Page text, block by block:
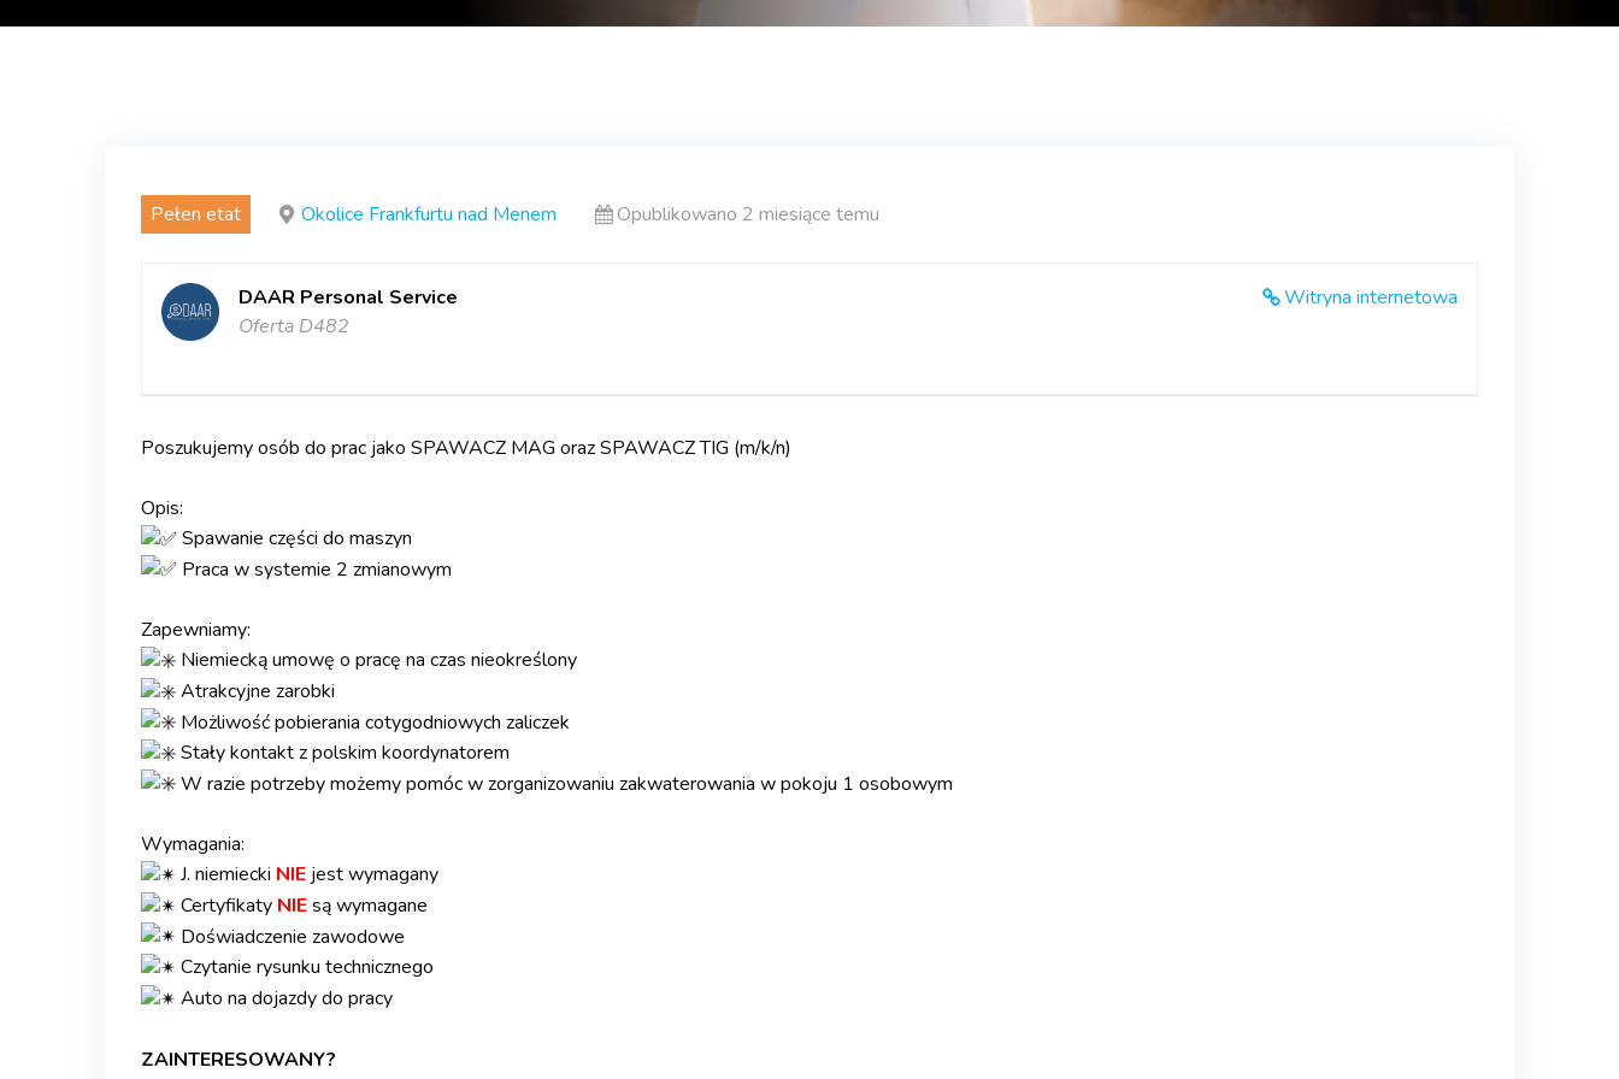
Pełen etat Okolice Frankfurtu nad Menem Opublikowano 2 miesiące temu
Witryna internetowa
DAAR Personal Service
Oferta D482
Poszukujemy osób do prac jako SPAWACZ MAG oraz SPAWACZ TIG (m/k/n)
Opis:
Spawanie części do maszyn
Praca w systemie 2 zmianowym
Zapewniamy:
Niemiecką umowę o pracę na czas nieokreślony
Atrakcyjne zarobki
Możliwość pobierania cotygodniowych zaliczek
Stały kontakt z polskim koordynatorem
W razie potrzeby możemy pomóc w zorganizowaniu zakwaterowania w pokoju 1 osobowym
Wymagania:
J. niemiecki NIE jest wymagany
Certyfikaty NIEsą wymagane
Doświadczenie zawodowe
Czytanie rysunku technicznego
Auto na dojazdy do pracy
ZAINTERESOWANY?